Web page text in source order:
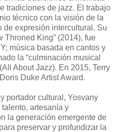
tradiciones de jazz. El trabajo
técnico con la visión de la
de expresión intercultural. Su
Throned King” (2014), fue
música basada en cantos y
la “culminación musical
About Jazz). En 2015, Terry
Duke Artist Award.
portador cultural, Yosvany
artesanía y
la generación emergente de
preservar y profundizar la